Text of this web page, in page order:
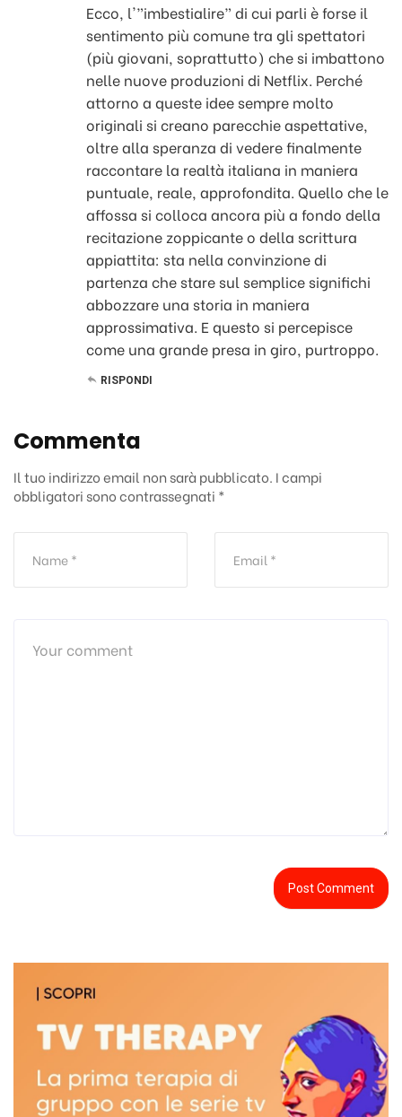
Ecco, l'”imbestialire” di cui parli è forse il
sentimento più comune tra gli spettatori
(più giovani, soprattutto) che si imbattono
nelle nuove produzioni di Netflix. Perché
attorno a queste idee sempre molto
originali si creano parecchie aspettative,
oltre alla speranza di vedere finalmente
raccontare la realtà italiana in maniera
puntuale, reale, approfondita. Quello che le
affossa si colloca ancora più a fondo della
recitazione zoppicante o della scrittura
appiattita: sta nella convinzione di
partenza che stare sul semplice significhi
abbozzare una storia in maniera
approssimativa. E questo si percepisce
come una grande presa in giro, purtroppo.
RISPONDI
Commenta
Il tuo indirizzo email non sarà pubblicato. I campi
obbligatori sono contrassegnati *